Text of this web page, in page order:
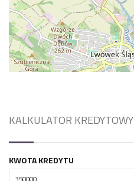
KALKULATOR KREDYTOWY
KWOTA KREDYTU